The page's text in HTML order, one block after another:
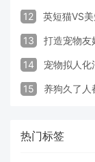
12 英短猫VS
13 打造宠物友
14 宠物拟人化
15 养狗久了人
热门标签